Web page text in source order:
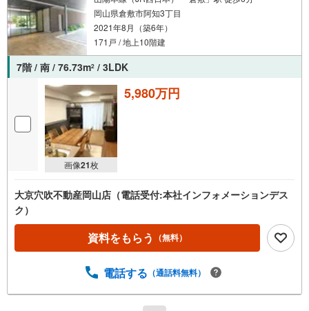
岡山県倉敷市阿知3丁目
2021年8月（築6年）
171戸 / 地上10階建
7階 / 南 / 76.73m2 / 3LDK
画像21枚
5,980万円
大京穴吹不動産岡山店（電話受付:本社インフォメーションデス
ク）
資料をもらう （無料）
電話する （通話料無料）